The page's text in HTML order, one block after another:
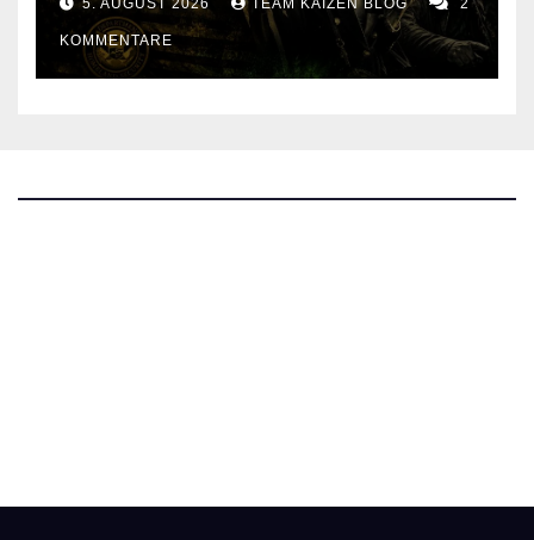
5. AUGUST 2026 TEAM KAIZEN BLOG 2
KOMMENTARE